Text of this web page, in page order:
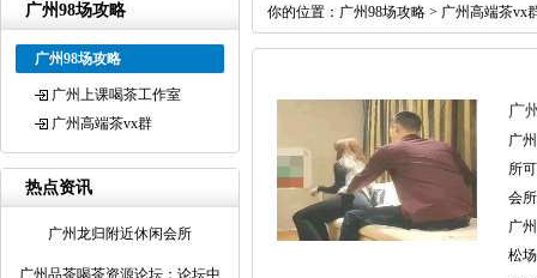
广州98场攻略
广州98场攻略
广州上课喝茶工作室
广州高端茶vx群
热点资讯
广州龙归附近休闲会所
广州品茶喝茶资源论坛：论坛中
你的位置： 广州98场攻略 > 广州高端茶vx
广
广
所
会
广
松